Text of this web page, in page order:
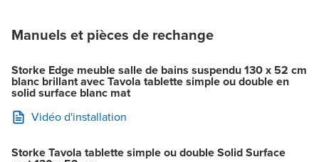
Manuels et pièces de rechange
Storke Edge meuble salle de bains suspendu 130 x 52 cm
blanc brillant avec Tavola tablette simple ou double en
solid surface blanc mat
Vidéo d'installation
Storke Tavola tablette simple ou double Solid Surface